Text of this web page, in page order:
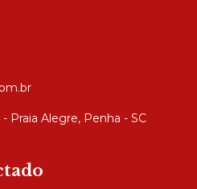
Praia Alegre, Penha - SC